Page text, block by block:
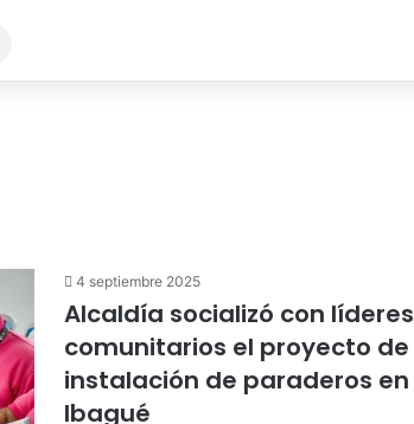
4 septiembre 2025
Alcaldía socializó con líderes
comunitarios el proyecto de
instalación de paraderos en
Ibagué